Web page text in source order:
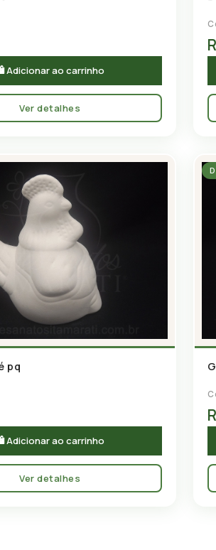
Adicionar ao carrinho
Ver detalhes
pq
Adicionar ao carrinho
Ver detalhes